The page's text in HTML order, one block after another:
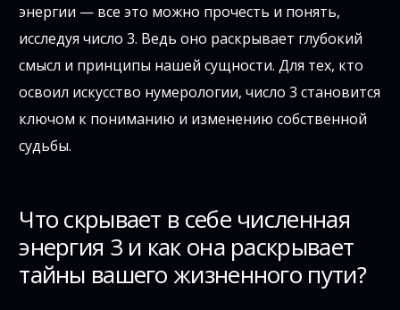
энергии — все это можно прочесть и понять,
исследуя число 3. Ведь оно раскрывает глубокий
смысл и принципы нашей сущности. Для тех, кто
освоил искусство нумерологии, число 3 становится
ключом к пониманию и изменению собственной
судьбы.
Что скрывает в себе численная
энергия 3 и как она раскрывает
тайны вашего жизненного пути?